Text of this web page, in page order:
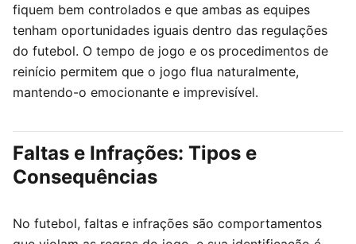
fiquem bem controlados e que ambas as equipes
tenham oportunidades iguais dentro das regulações
do futebol. O tempo de jogo e os procedimentos de
reinício permitem que o jogo flua naturalmente,
mantendo-o emocionante e imprevisível.
Faltas e Infrações: Tipos e
Consequências
No futebol, faltas e infrações são comportamentos